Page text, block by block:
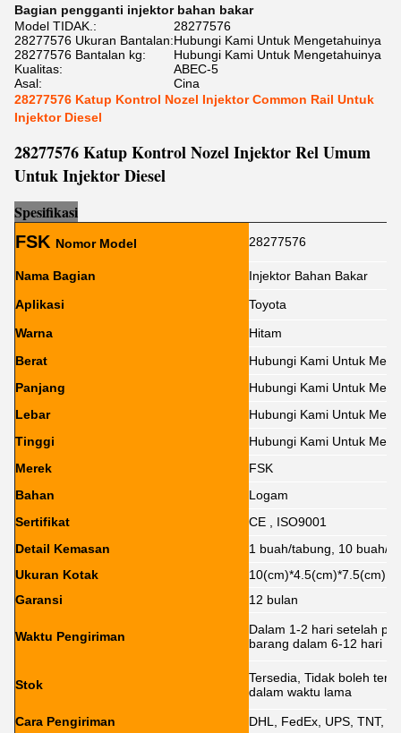
Bagian pengganti injektor bahan bakar
Model TIDAK.:
28277576
28277576 Ukuran Bantalan:Hubungi Kami Untuk Mengetahuinya
28277576 Bantalan kg:
Hubungi Kami Untuk Mengetahuinya
Kualitas:
ABEC-5
Asal:
Cina
28277576 Katup Kontrol Nozel Injektor Common Rail Untuk
Injektor Diesel
28277576 Katup Kontrol Nozel Injektor Rel Umum
Untuk Injektor Diesel
Spesifikasi
FSK Nomor Model 28277576
Nama Bagian
Injektor Bahan Bakar
Aplikasi
Toyota
Warna
Hitam
Berat
Hubungi Kami Untuk
Panjang
Hubungi Kami Untuk
Lebar
Hubungi Kami Untuk
Tinggi
Hubungi Kami Untuk
Merek
FSK
Bahan
Logam
Sertifikat
CE , ISO9001
Detail Kemasan
1 buah/tabung, 10 buah/
Ukuran Kotak
10(cm)*4.5(cm)*7.5(cm)
Garansi
12 bulan
Waktu Pengiriman
Dalam 1-2 hari setelah
barang dalam 6-12 hari
Stok
Tersedia, Tidak boleh
dalam waktu lama
Cara Pengiriman
DHL, FedEx, UPS, TNT,